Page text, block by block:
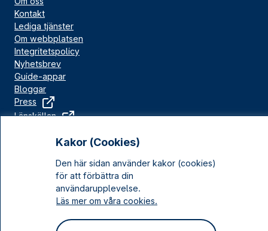
Kakor (Cookies)
Den här sidan använder kakor (cookies)
för att förbättra din
användarupplevelse.
Läs mer om våra cookies.
Kontakt
Lediga tjänster
Om webbplatsen
Integritetspolicy
Nyhetsbrev
Guide-appar
Bloggar
Press
Länskällan
Sociala medier
Facebook
Instagram
LinkedIn
YouTube